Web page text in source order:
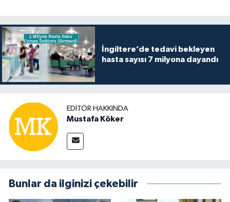
İngiltere’de tedavi bekleyen
hasta sayısı 7 milyona dayandı
EDITÖR HAKKINDA
Mustafa Köker
Bunlar da ilginizi çekebilir